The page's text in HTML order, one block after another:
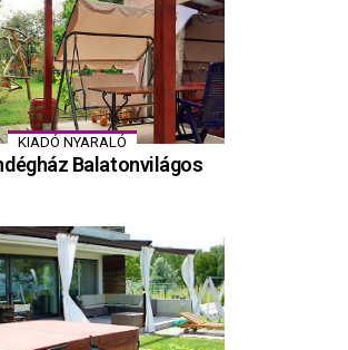
KIADÓ NYARALÓ
Balatonvilágos